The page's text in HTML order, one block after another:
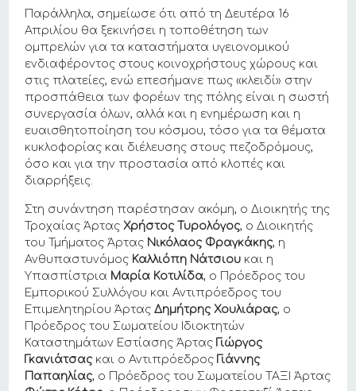
Παράλληλα, σημείωσε ότι από τη Δευτέρα 16
Απριλίου θα ξεκινήσει η τοποθέτηση των
ομπρελών για τα καταστήματα υγειονομικού
ενδιαφέροντος στους κοινοχρήστους χώρους και
στις πλατείες, ενώ επεσήμανε πως «κλειδί» στην
προσπάθεια των φορέων της πόλης είναι η σωστή
συνεργασία όλων, αλλά και η ενημέρωση και η
ευαισθητοποίηση του κόσμου, τόσο για τα θέματα
κυκλοφορίας και διέλευσης στους πεζοδρόμους,
όσο και για την προστασία από κλοπές και
διαρρήξεις.
Στη συνάντηση παρέστησαν ακόμη, ο Διοικητής της
Τροχαίας ΆρταςΧρήστος Τυρολόγος, ο Διοικητής
του Τμήματος Άρτας Νικόλαος Φραγκάκης, η
Ανθυπαστυνόμος Καλλιόπη Νάτσιου και η
Υπασπίστρια Μαρία Κοτιλίδα, ο Πρόεδρος του
Εμπορικού Συλλόγου και Αντιπρόεδρος του
Επιμελητηρίου ΆρταςΔημήτρης Χουλιάρας, ο
Πρόεδρος του Σωματείου Ιδιοκτητών
Καταστημάτων Εστίασης ΆρταςΓιώργος
Γκανιάτσαςκαι ο ΑντιπρόεδροςΓιάννης
Παπαηλίας, ο Πρόεδρος του Σωματείου ΤΑΞΙ Άρτας